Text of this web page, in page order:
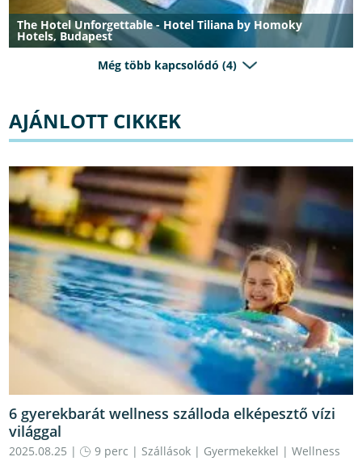
The Hotel Unforgettable - Hotel Tiliana by Homoky
Hotels, Budapest
Még több kapcsolódó (4)
AJÁNLOTT CIKKEK
6 gyerekbarát wellness szálloda elképesztő vízi
világgal
2025.08.25 | 9 perc | Szállások | Gyermekekkel |Wellness